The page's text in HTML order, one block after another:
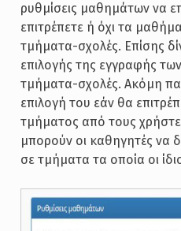
ρυθμίσεις μαθημάτων να
επιτρέπετε ή όχι τα
τμήματα-σχολές. Επίσης
επιλογής της εγγραφής
τμήματα-σχολές. Ακόμη
επιλογή του εάν θα
τμήματος από τους
μπορούν οι καθηγητές να
σε τμήματα τα οποία οι